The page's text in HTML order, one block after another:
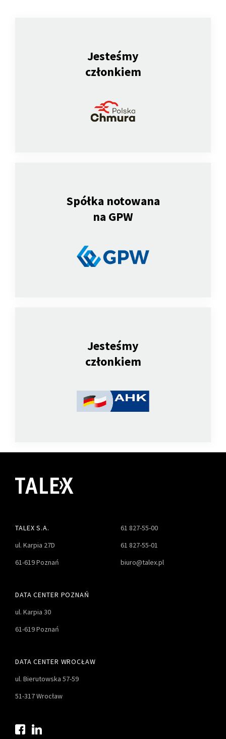
Jesteśmy
członkiem
Spółka notowana
na GPW
Jesteśmy
członkiem
TALEX S.A.
ul. Karpia 27D
61-619 Poznań
61 827-55-00
61 827-55-01
biuro@talex.pl
DATA CENTER POZNAŃ
ul. Karpia 30
61-619 Poznań
DATA CENTER WROCŁAW
ul. Bierutowska 57-59
51-317 Wrocław